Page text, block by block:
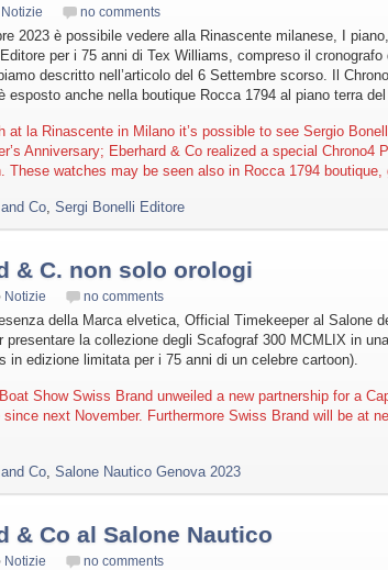
Notizie no comments
2023 è possibile vedere alla Rinascente milanese, I
per i 75 anni di Tex Williams, compreso il
descritto nell’articolo del 6 Settembre scorso. Il
esposto anche nella boutique Rocca 1794 al piano terra del
at la Rinascente in Milano it’s possible to see Sergio
Anniversary; Eberhard & Co realized a special Chrono4
These watches may be seen also in Rocca 1794 boutique,
Co Sergi Bonelli Editore
& C. non solo orologi
Notizie no comments
della Marca elvetica, Official Timekeeper al Salone
presentare la collezione degli Scafograf 300 MCMLIX in
in edizione limitata per i 75 anni di un celebre cartoon).
Show Swiss Brand unweiled a new partnership for a
next November. Furthermore Swiss Brand will be at
Co Salone Nautico Genova 2023
& Co al Salone Nautico
Notizie no comments